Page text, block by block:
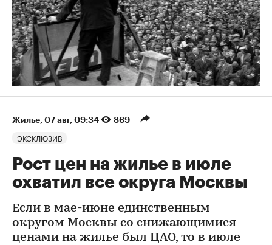
Жилье⁠, 07 авг, 09:34 869
ЭКСКЛЮЗИВ
Рост цен на жилье в июле
охватил все округа Москвы
Если в мае-июне единственным
округом Москвы со снижающимися
ценами на жилье был ЦАО, то в июле